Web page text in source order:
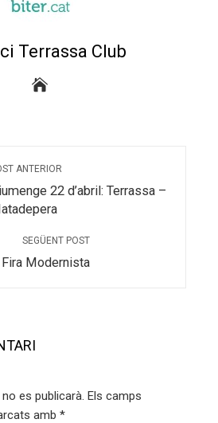
Terrassa Club
ANTERIOR
22 d’abril: Terrassa –
SEGÜENT POST
Fira Modernista
es publicarà. Els camps
amb *